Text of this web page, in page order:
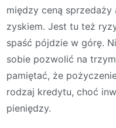
między ceną
zyskiem. Jest tu też
spaść pójdzie w górę.
sobie pozwolić na
pamiętać, że
rodzaj kredytu, choć
pieniędzy.